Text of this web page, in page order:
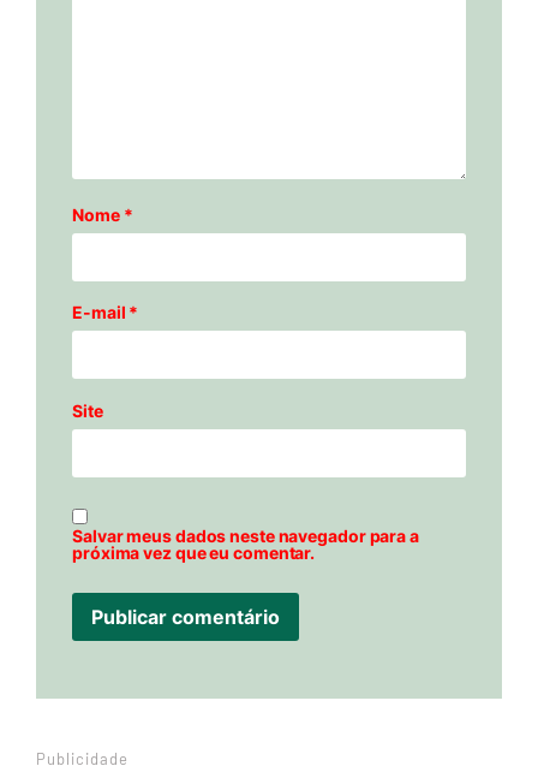
Nome *
E-mail *
Site
Salvar meus dados neste navegador para a
próxima vez que eu comentar.
Publicidade